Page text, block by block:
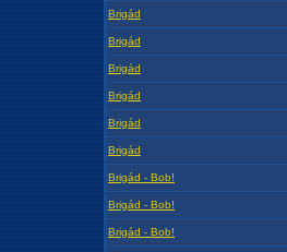
Brigád
Brigád
Brigád
Brigád
Brigád
Brigád
Brigád - Bob!
Brigád - Bob!
Brigád - Bob!